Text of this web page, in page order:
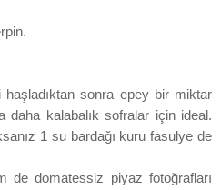
sonra epey bir miktar
kalabalık sofralar için ideal.
1 su bardağı kuru fasulye de
de domatessiz piyaz fotoğrafları